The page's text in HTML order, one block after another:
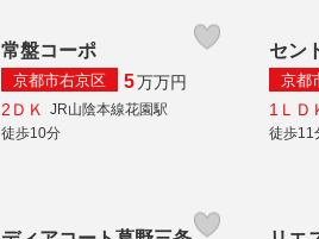
常盤コーポ
京都市右京区 5万万円
2ＤＫ
JR山陰本線花園駅
徒歩10分
セン
京都
1ＬＤ
徒歩11